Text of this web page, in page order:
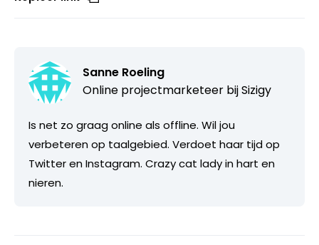
Sanne Roeling
Online projectmarketeer bijSizigy
Is net zo graag online als offline. Wil jou
verbeteren op taalgebied. Verdoet haar tijd op
Twitter en Instagram. Crazy cat lady in hart en
nieren.